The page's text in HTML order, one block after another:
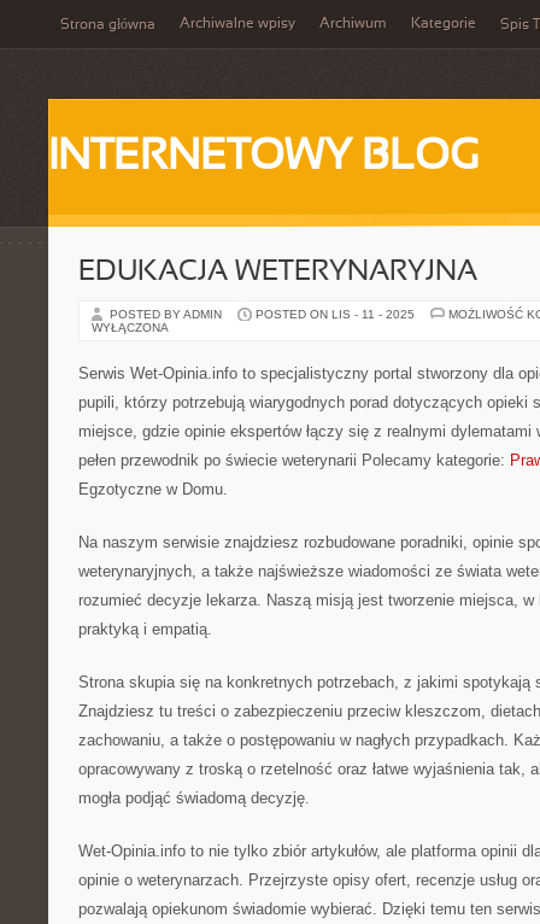
Strona główna Archiwalne wpisy Archiwum Kategorie Spis
INTERNETOWY BLOG
EDUKACJA WETERYNARYJNA
POSTED BY ADMIN POSTED ON LIS - 11 - 2025
MOŻLIWOŚĆ
WYŁĄCZONA
Serwis Wet-Opinia.info to specjalistyczny portal stworzony dla
pupili, którzy potrzebują wiarygodnych porad dotyczących opieki
miejsce, gdzie opinie ekspertów łączy się z realnymi dylematami
pełen przewodnik po świecie weterynarii Polecamy kategorie:
Egzotyczne w Domu.
Na naszym serwisie znajdziesz rozbudowane poradniki, opinie
weterynaryjnych, a także najświeższe wiadomości ze świata
rozumieć decyzje lekarza. Naszą misją jest tworzenie miejsca,
praktyką i empatią.
Strona skupia się na konkretnych potrzebach, z jakimi spotykają
Znajdziesz tu treści o zabezpieczeniu przeciw kleszczom,
zachowaniu, a także o postępowaniu w nagłych przypadkach.
opracowywany z troską o rzetelność oraz łatwe wyjaśnienia tak,
mogła podjąć świadomą decyzję.
Wet-Opinia.info to nie tylko zbiór artykułów, ale platforma opinii
opinie o weterynarzach. Przejrzyste opisy ofert, recenzje usług
pozwalają opiekunom świadomie wybierać. Dzięki temu ten